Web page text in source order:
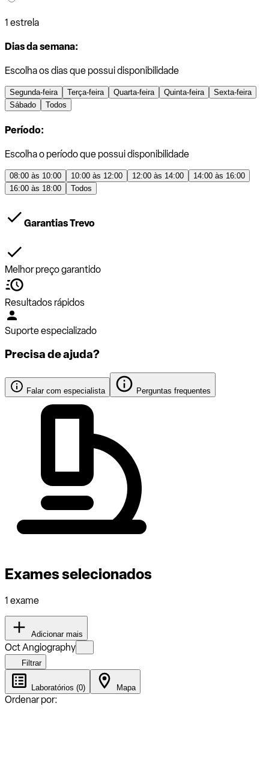
1 estrela
Dias da semana:
Escolha os dias que possui disponibilidade
Segunda-feira Terça-feira Quarta-feira Quinta-feira
Sexta-feira
Sábado
Todos
Período:
Escolha o período que possui disponibilidade
08:00 às 10:00 10:00 às 12:00 12:00 às 14:00
14:00 às 16:00
16:00 às 18:00
Todos
Garantias Trevo
Melhor preço garantido
Resultados rápidos
Suporte especializado
Precisa de ajuda?
Falar com especialista Perguntas frequentes
Exames selecionados
1 exame
Adicionar mais
Oct Angiography
Filtrar
Laboratórios (0) Mapa
Ordenar por: